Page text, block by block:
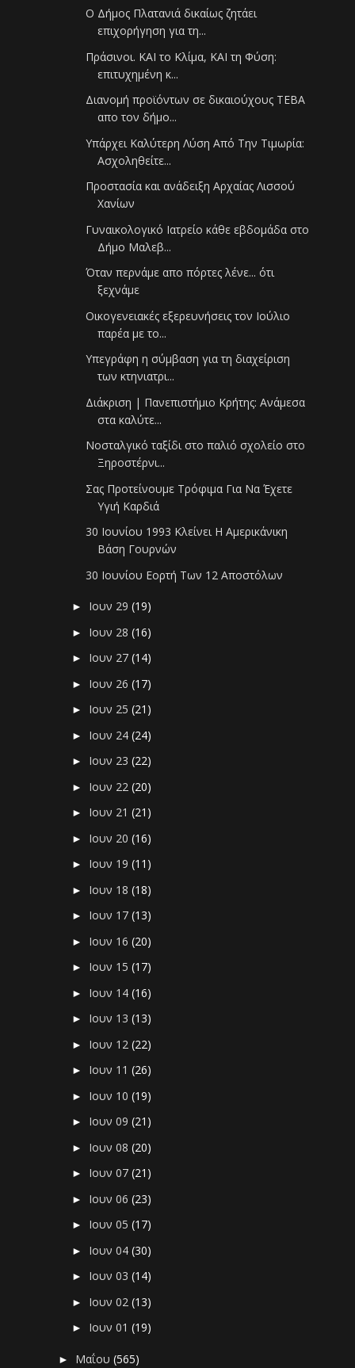
Ο Δήμος Πλατανιά δικαίως ζητάει
επιχορήγηση για τη...
Πράσινοι. ΚΑΙ το Κλίμα, ΚΑΙ τη Φύση:
επιτυχημένη κ...
Διανομή προϊόντων σε δικαιούχους ΤΕΒΑ
απο τον δήμο...
Υπάρχει Καλύτερη Λύση Από Την Τιμωρία:
Ασχοληθείτε...
Προστασία και ανάδειξη Αρχαίας Λισσού
Χανίων
Γυναικολογικό Ιατρείο κάθε εβδομάδα στο
Δήμο Μαλεβ...
Όταν περνάμε απο πόρτες λένε... ότι
ξεχνάμε
Οικογενειακές εξερευνήσεις τον Ιούλιο
παρέα με το...
Υπεγράφη η σύμβαση για τη διαχείριση
των κτηνιατρι...
Διάκριση | Πανεπιστήμιο Κρήτης: Ανάμεσα
στα καλύτε...
Νοσταλγικό ταξίδι στο παλιό σχολείο στο
Ξηροστέρνι...
Σας Προτείνουμε Τρόφιμα Για Να Έχετε
Υγιή Καρδιά
30 Ιουνίου 1993 Κλείνει Η Αμερικάνικη
Βάση Γουρνών
30 Ιουνίου Εορτή Των 12 Αποστόλων
► Ιουν 29(19)
► Ιουν 28(16)
► Ιουν 27(14)
► Ιουν 26(17)
► Ιουν 25(21)
► Ιουν 24(24)
► Ιουν 23(22)
► Ιουν 22(20)
► Ιουν 21(21)
► Ιουν 20(16)
► Ιουν 19(11)
► Ιουν 18(18)
► Ιουν 17(13)
► Ιουν 16(20)
► Ιουν 15(17)
► Ιουν 14(16)
► Ιουν 13(13)
► Ιουν 12(22)
► Ιουν 11(26)
► Ιουν 10(19)
► Ιουν 09(21)
► Ιουν 08(20)
► Ιουν 07(21)
► Ιουν 06(23)
► Ιουν 05(17)
► Ιουν 04(30)
► Ιουν 03(14)
► Ιουν 02(13)
► Ιουν 01(19)
► Μαΐου(565)